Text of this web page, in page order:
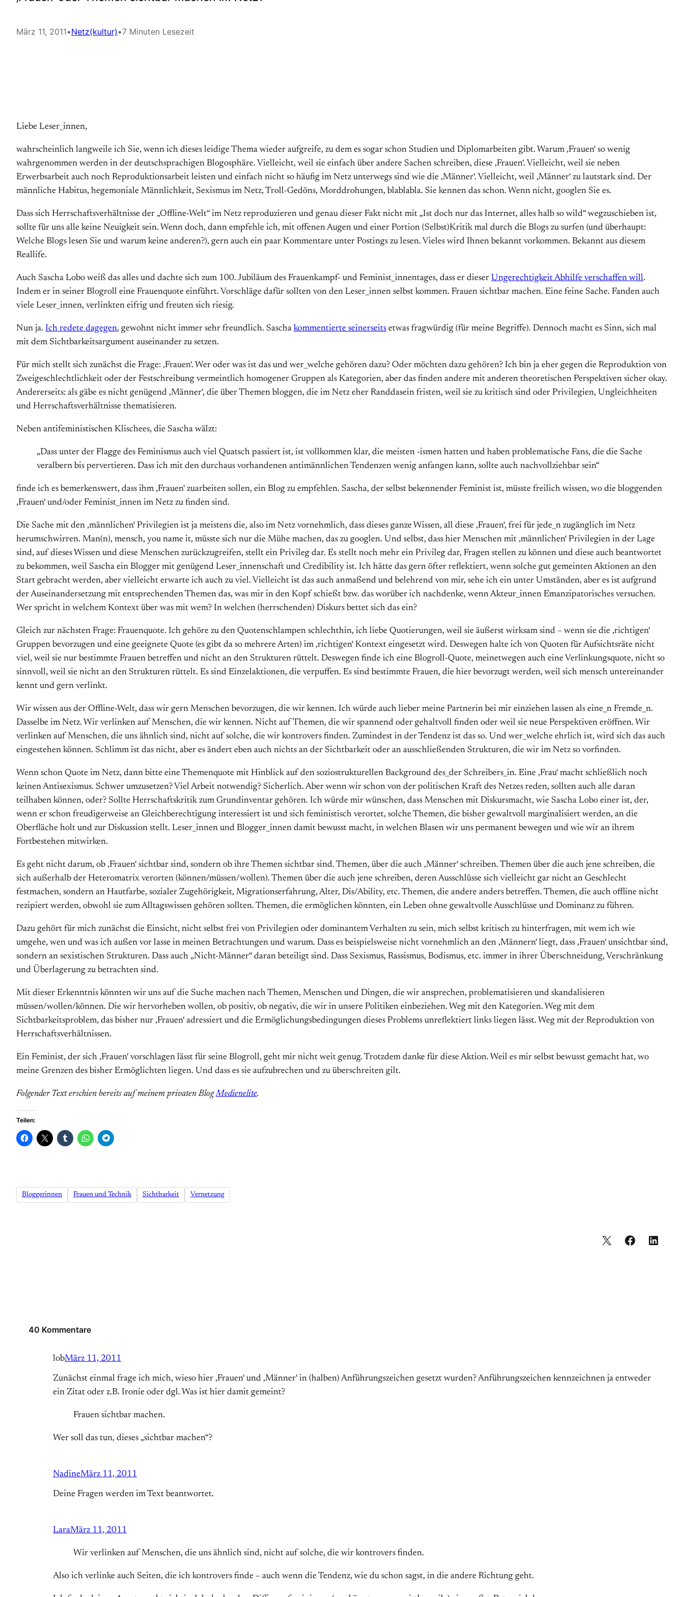
März 11, 2011•Netz(kultur) •7 Minuten Lesezeit
Liebe Leser_innen,
wahrscheinlich langweile ich Sie, wenn ich dieses leidige Thema wieder aufgreife, zu dem es sogar schon Studien und Diplomarbeiten gibt. Warum ‚Frauen‘ so wenig
wahrgenommen werden in der deutschsprachigen Blogosphäre. Vielleicht, weil sie einfach über andere Sachen schreiben, diese ‚Frauen‘. Vielleicht, weil sie neben
Erwerbsarbeit auch noch Reproduktionsarbeit leisten und einfach nicht so häufig im Netz unterwegs sind wie die ‚Männer‘. Vielleicht, weil ‚Männer‘ zu lautstark sind. Der
männliche Habitus, hegemoniale Männlichkeit, Sexismus im Netz, Troll-Gedöns, Morddrohungen, blablabla. Sie kennen das schon. Wenn nicht, googlen Sie es.
Dass sich Herrschaftsverhältnisse der „Offline-Welt“ im Netz reproduzieren und genau dieser Fakt nicht mit „Ist doch nur das Internet, alles halb so wild“ wegzuschieben ist,
sollte für uns alle keine Neuigkeit sein. Wenn doch, dann empfehle ich, mit offenen Augen und einer Portion (Selbst)Kritik mal durch die Blogs zu surfen (und überhaupt:
Welche Blogs lesen Sie und warum keine anderen?), gern auch ein paar Kommentare unter Postings zu lesen. Vieles wird Ihnen bekannt vorkommen. Bekannt aus diesem
Reallife.
Auch Sascha Lobo weiß das alles und dachte sich zum 100. Jubiläum des Frauenkampf- und Feminist_innentages, dass er dieser Ungerechtigkeit Abhilfe verschaffen will.
Indem er in seiner Blogroll eine Frauenquote einführt. Vorschläge dafür sollten von den Leser_innen selbst kommen. Frauen sichtbar machen. Eine feine Sache. Fanden auch
viele Leser_innen, verlinkten eifrig und freuten sich riesig.
Nun ja. Ich redete dagegen, gewohnt nicht immer sehr freundlich. Sascha kommentierte seinerseits etwas fragwürdig (für meine Begriffe). Dennoch macht es Sinn, sich mal
mit dem Sichtbarkeitsargument auseinander zu setzen.
Für mich stellt sich zunächst die Frage: ‚Frauen‘. Wer oder was ist das und wer_welche gehören dazu? Oder möchten dazu gehören? Ich bin ja eher gegen die Reproduktion von
Zweigeschlechtlichkeit oder der Festschreibung vermeintlich homogener Gruppen als Kategorien, aber das finden andere mit anderen theoretischen Perspektiven sicher okay.
Andererseits: als gäbe es nicht genügend ‚Männer‘, die über Themen bloggen, die im Netz eher Randdasein fristen, weil sie zu kritisch sind oder Privilegien, Ungleichheiten
und Herrschaftsverhältnisse thematisieren.
Neben antifeministischen Klischees, die Sascha wälzt:
„Dass unter der Flagge des Feminismus auch viel Quatsch passiert ist, ist vollkommen klar, die meisten -ismen hatten und haben problematische Fans, die die Sache
veralbern bis pervertieren. Dass ich mit den durchaus vorhandenen antimännlichen Tendenzen wenig anfangen kann, sollte auch nachvollziehbar sein“
finde ich es bemerkenswert, dass ihm ‚Frauen‘ zuarbeiten sollen, ein Blog zu empfehlen. Sascha, der selbst bekennender Feminist ist, müsste freilich wissen, wo die bloggenden
‚Frauen‘ und/oder Feminist_innen im Netz zu finden sind.
Die Sache mit den ‚männlichen‘ Privilegien ist ja meistens die, also im Netz vornehmlich, dass dieses ganze Wissen, all diese ‚Frauen‘, frei für jede_n zugänglich im Netz
herumschwirren. Man(n), mensch, you name it, müsste sich nur die Mühe machen, das zu googlen. Und selbst, dass hier Menschen mit ‚männlichen‘ Privilegien in der Lage
sind, auf dieses Wissen und diese Menschen zurückzugreifen, stellt ein Privileg dar. Es stellt noch mehr ein Privileg dar, Fragen stellen zu können und diese auch beantwortet
zu bekommen, weil Sascha ein Blogger mit genügend Leser_innenschaft und Credibility ist. Ich hätte das gern öfter reflektiert, wenn solche gut gemeinten Aktionen an den
Start gebracht werden, aber vielleicht erwarte ich auch zu viel. Vielleicht ist das auch anmaßend und belehrend von mir, sehe ich ein unter Umständen, aber es ist aufgrund
der Auseinandersetzung mit entsprechenden Themen das, was mir in den Kopf schießt bzw. das worüber ich nachdenke, wenn Akteur_innen Emanzipatorisches versuchen.
Wer spricht in welchem Kontext über was mit wem? In welchen (herrschenden) Diskurs bettet sich das ein?
Gleich zur nächsten Frage: Frauenquote. Ich gehöre zu den Quotenschlampen schlechthin, ich liebe Quotierungen, weil sie äußerst wirksam sind – wenn sie die ‚richtigen‘
Gruppen bevorzugen und eine geeignete Quote (es gibt da so mehrere Arten) im ‚richtigen‘ Kontext eingesetzt wird. Deswegen halte ich von Quoten für Aufsichtsräte nicht
viel, weil sie nur bestimmte Frauen betreffen und nicht an den Strukturen rüttelt. Deswegen finde ich eine Blogroll-Quote, meinetwegen auch eine Verlinkungsquote, nicht so
sinnvoll, weil sie nicht an den Strukturen rüttelt. Es sind Einzelaktionen, die verpuffen. Es sind bestimmte Frauen, die hier bevorzugt werden, weil sich mensch untereinander
kennt und gern verlinkt.
Wir wissen aus der Offline-Welt, dass wir gern Menschen bevorzugen, die wir kennen. Ich würde auch lieber meine Partnerin bei mir einziehen lassen als eine_n Fremde_n.
Dasselbe im Netz. Wir verlinken auf Menschen, die wir kennen. Nicht auf Themen, die wir spannend oder gehaltvoll finden oder weil sie neue Perspektiven eröffnen. Wir
verlinken auf Menschen, die uns ähnlich sind, nicht auf solche, die wir kontrovers finden. Zumindest in der Tendenz ist das so. Und wer_welche ehrlich ist, wird sich das auch
eingestehen können. Schlimm ist das nicht, aber es ändert eben auch nichts an der Sichtbarkeit oder an ausschließenden Strukturen, die wir im Netz so vorfinden.
Wenn schon Quote im Netz, dann bitte eine Themenquote mit Hinblick auf den soziostrukturellen Background des_der Schreibers_in. Eine ‚Frau‘ macht schließlich noch
keinen Antisexismus. Schwer umzusetzen? Viel Arbeit notwendig? Sicherlich. Aber wenn wir schon von der politischen Kraft des Netzes reden, sollten auch alle daran
teilhaben können, oder? Sollte Herrschaftskritik zum Grundinventar gehören. Ich würde mir wünschen, dass Menschen mit Diskursmacht, wie Sascha Lobo einer ist, der,
wenn er schon freudigerweise an Gleichberechtigung interessiert ist und sich feministisch verortet, solche Themen, die bisher gewaltvoll marginalisiert werden, an die
Oberfläche holt und zur Diskussion stellt. Leser_innen und Blogger_innen damit bewusst macht, in welchen Blasen wir uns permanent bewegen und wie wir an ihrem
Fortbestehen mitwirken.
Es geht nicht darum, ob ‚Frauen‘ sichtbar sind, sondern ob ihre Themen sichtbar sind. Themen, über die auch ‚Männer‘ schreiben. Themen über die auch jene schreiben, die
sich außerhalb der Heteromatrix verorten (können/müssen/wollen). Themen über die auch jene schreiben, deren Ausschlüsse sich vielleicht gar nicht an Geschlecht
festmachen, sondern an Hautfarbe, sozialer Zugehörigkeit, Migrationserfahrung, Alter, Dis/Ability, etc. Themen, die andere anders betreffen. Themen, die auch offline nicht
rezipiert werden, obwohl sie zum Alltagswissen gehören sollten. Themen, die ermöglichen könnten, ein Leben ohne gewaltvolle Ausschlüsse und Dominanz zu führen.
Dazu gehört für mich zunächst die Einsicht, nicht selbst frei von Privilegien oder dominantem Verhalten zu sein, mich selbst kritisch zu hinterfragen, mit wem ich wie
umgehe, wen und was ich außen vor lasse in meinen Betrachtungen und warum. Dass es beispielsweise nicht vornehmlich an den ‚Männern‘ liegt, dass ‚Frauen‘ unsichtbar sind,
sondern an sexistischen Strukturen. Dass auch „Nicht-Männer“ daran beteiligt sind. Dass Sexismus, Rassismus, Bodismus, etc. immer in ihrer Überschneidung, Verschränkung
und Überlagerung zu betrachten sind.
Mit dieser Erkenntnis könnten wir uns auf die Suche machen nach Themen, Menschen und Dingen, die wir ansprechen, problematisieren und skandalisieren
müssen/wollen/können. Die wir hervorheben wollen, ob positiv, ob negativ, die wir in unsere Politiken einbeziehen. Weg mit den Kategorien. Weg mit dem
Sichtbarkeitsproblem, das bisher nur ‚Frauen‘ adressiert und die Ermöglichungsbedingungen dieses Problems unreflektiert links liegen lässt. Weg mit der Reproduktion von
Herrschaftsverhältnissen.
Ein Feminist, der sich ‚Frauen‘ vorschlagen lässt für seine Blogroll, geht mir nicht weit genug. Trotzdem danke für diese Aktion. Weil es mir selbst bewusst gemacht hat, wo
meine Grenzen des bisher Ermöglichten liegen. Und dass es sie aufzubrechen und zu überschreiten gilt.
Folgender Text erschien bereits auf meinem privaten BlogMedienelite.
Teilen:
Bloggerinnen Frauen und Technik Sichtbarkeit Vernetzung
40 Kommentare
lobMärz 11, 2011
Zunächst einmal frage ich mich, wieso hier ‚Frauen‘ und ‚Männer‘ in (halben) Anführungszeichen gesetzt wurden? Anführungszeichen kennzeichnen ja entweder
ein Zitat oder z.B. Ironie oder dgl. Was ist hier damit gemeint?
Frauen sichtbar machen.
Wer soll das tun, dieses „sichtbar machen“?
NadineMärz 11, 2011
Deine Fragen werden im Text beantwortet.
LaraMärz 11, 2011
Wir verlinken auf Menschen, die uns ähnlich sind, nicht auf solche, die wir kontrovers finden.
Also ich verlinke auch Seiten, die ich kontrovers finde – auch wenn die Tendenz, wie du schon sagst, in die andere Richtung geht.